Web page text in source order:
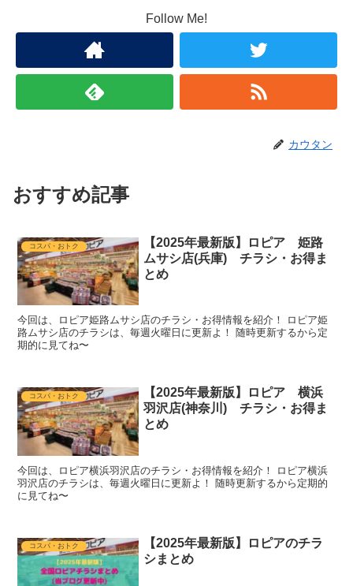
Follow Me!
カウタン
おすすめ記事
コスパ・おトク
【2025年最新版】ロピア 姫路
ムサシ店(兵庫) チラシ・お得ま
とめ
今回は、ロピア姫路ムサシ店のチラシ・お得情報を紹介！ ロピア姫
路ムサシ店のチラシは、毎週火曜日に更新よ！ 随時更新するから定
期的に見てね〜
コスパ・おトク
【2025年最新版】ロピア 横浜
羽沢店(神奈川) チラシ・お得ま
とめ
今回は、ロピア横浜羽沢店のチラシ・お得情報を紹介！ ロピア横浜
羽沢店のチラシは、毎週火曜日に更新よ！ 随時更新するから定期的
に見てね〜
コスパ・おトク
【2025年最新版】ロピアのチラ
シまとめ